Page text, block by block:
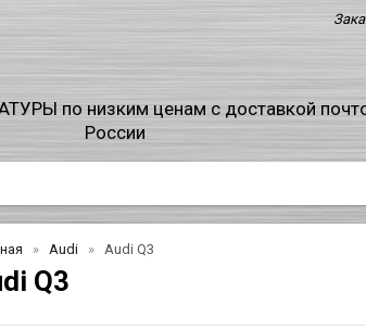
по низким ценам с доставкой
России
Audi Audi Q3
Q3